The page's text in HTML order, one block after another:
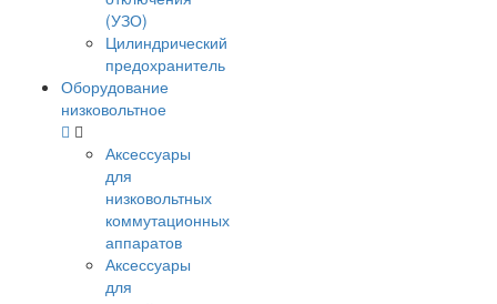
(УЗО)
Цилиндрический
предохранитель
Оборудование
низковольтное
Аксессуары
для
низковольтных
коммутационных
аппаратов
Аксессуары
для